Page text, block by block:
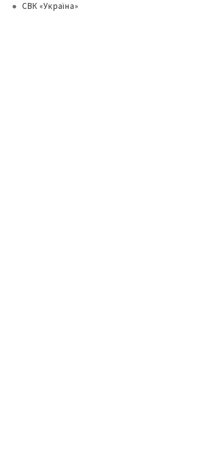
● СВК «Україна»